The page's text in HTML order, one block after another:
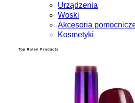
Urządzenia
Woski
Akcesoria
Kosmetyki
Top Rated Products